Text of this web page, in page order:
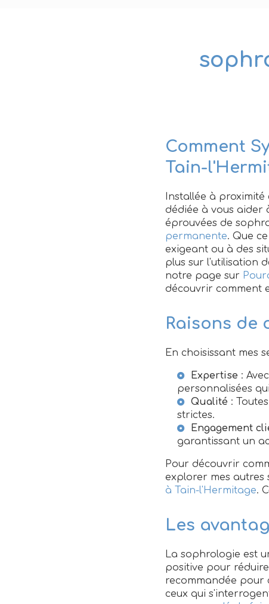
Comment
Tain-
Installée à proximité
dédiée à vous aider
éprouvées de
permanente. Que
exigeant ou à des
plus sur l'utilisation
notre page sur
découvrir comment
Raisons de
En choisissant mes
Expertise :
personnalisées
Qualité :
strictes.
Engagement
garantissant un
Pour découvrir
explorer mes autres
à Tain-l'Hermitage.
Les
La sophrologie est
positive pour
recommandée pour
ceux qui